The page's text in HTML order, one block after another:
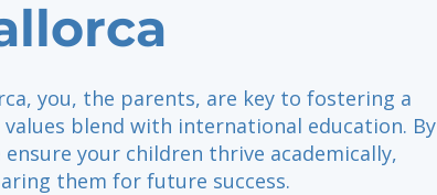
you, the parents, are key to fostering a
blend with international education. By
your children thrive academically,
them for future success.